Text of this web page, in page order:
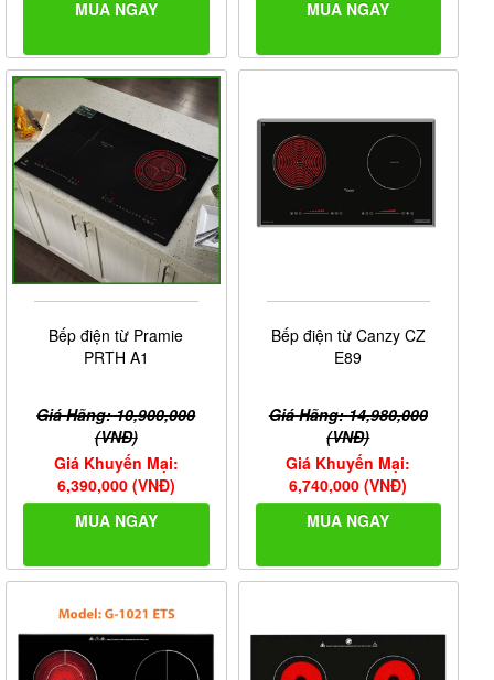
MUA NGAY
MUA NGAY
Bếp điện từ Pramie
PRTH A1
Giá Hãng: 10,900,000
(VNĐ)
Giá Khuyến Mại:
6,390,000 (VNĐ)
MUA NGAY
Bếp điện từ Canzy CZ
E89
Giá Hãng: 14,980,000
(VNĐ)
Giá Khuyến Mại:
6,740,000 (VNĐ)
MUA NGAY